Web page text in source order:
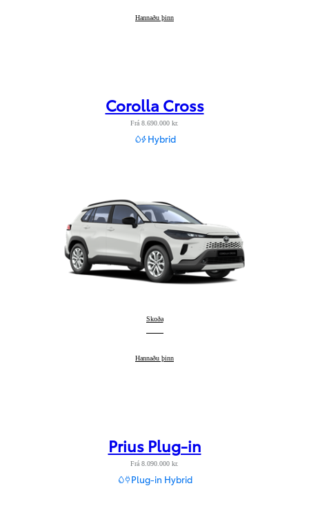
Corolla Sedan
Hannaðu þinn
Corolla Cross
Frá 8.690.000 kr.
Hybrid
Corolla Cross
Skoða
Corolla Cross
Hannaðu þinn
Prius Plug-in
Frá 8.090.000 kr.
Plug-in Hybrid